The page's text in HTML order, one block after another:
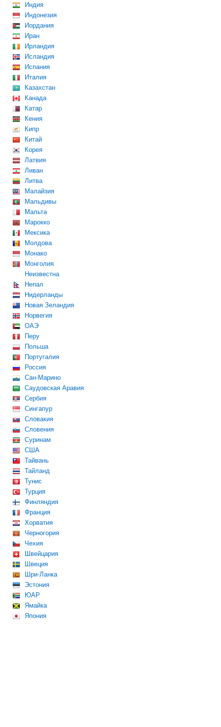
Индия
Индонезия
Иордания
Иран
Ирландия
Исландия
Испания
Италия
Казахстан
Канада
Катар
Кения
Кипр
Китай
Корея
Латвия
Ливан
Литва
Малайзия
Мальдивы
Мальта
Марокко
Мексика
Молдова
Монако
Монголия
Неизвестна
Непал
Нидерланды
Новая Зеландия
Норвегия
ОАЭ
Перу
Польша
Португалия
Россия
Сан-Марино
Саудовская Аравия
Сербия
Сингапур
Словакия
Словения
Суринам
США
Тайвань
Тайланд
Тунис
Турция
Финляндия
Франция
Хорватия
Черногория
Чехия
Швейцария
Швеция
Шри-Ланка
Эстония
ЮАР
Ямайка
Япония